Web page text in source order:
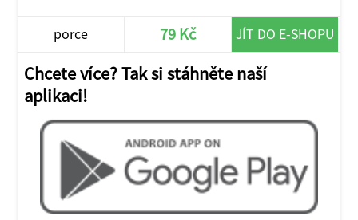
porce 79 Kč JÍT DO E-SHOPU
Chcete více? Tak si stáhněte naší
aplikaci!